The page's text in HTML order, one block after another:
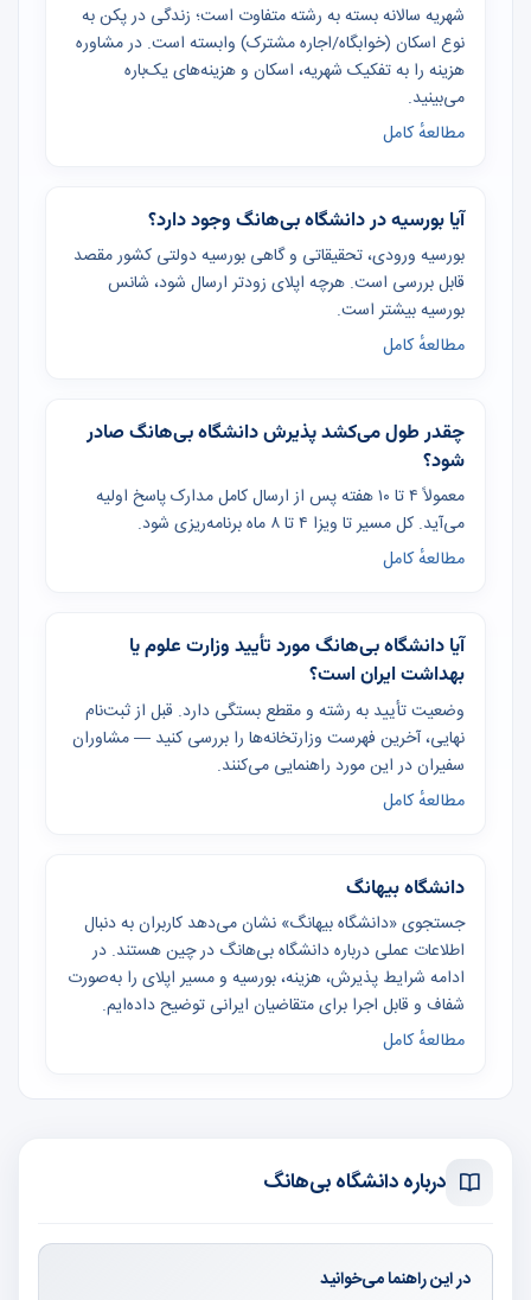
شهریه سالانه بسته به رشته متفاوت است؛ زندگی در پکن به
نوع اسکان (خوابگاه/اجاره مشترک) وابسته است. در مشاوره
هزینه را به تفکیک شهریه، اسکان و هزینه‌های یک‌باره
می‌بینید.
مطالعهٔ کامل
آیا بورسیه در دانشگاه بی‌هانگ وجود دارد؟
بورسیه ورودی، تحقیقاتی و گاهی بورسیه دولتی کشور مقصد
قابل بررسی است. هرچه اپلای زودتر ارسال شود، شانس
بورسیه بیشتر است.
مطالعهٔ کامل
چقدر طول می‌کشد پذیرش دانشگاه بی‌هانگ صادر
شود؟
معمولاً ۴ تا ۱۰ هفته پس از ارسال کامل مدارک پاسخ اولیه
می‌آید. کل مسیر تا ویزا ۴ تا ۸ ماه برنامه‌ریزی شود.
مطالعهٔ کامل
آیا دانشگاه بی‌هانگ مورد تأیید وزارت علوم یا
بهداشت ایران است؟
وضعیت تأیید به رشته و مقطع بستگی دارد. قبل از ثبت‌نام
نهایی، آخرین فهرست وزارتخانه‌ها را بررسی کنید — مشاوران
سفیران در این مورد راهنمایی می‌کنند.
مطالعهٔ کامل
دانشگاه بیهانگ
جستجوی «دانشگاه بیهانگ» نشان می‌دهد کاربران به دنبال
اطلاعات عملی درباره دانشگاه بی‌هانگ در چین هستند. در
ادامه شرایط پذیرش، هزینه، بورسیه و مسیر اپلای را به‌صورت
شفاف و قابل اجرا برای متقاضیان ایرانی توضیح داده‌ایم.
مطالعهٔ کامل
درباره دانشگاه بی‌هانگ
در این راهنما می‌خوانید